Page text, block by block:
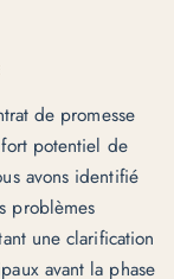
de promesse
potentiel de
avons identifié
problèmes
une clarification
avant la phase